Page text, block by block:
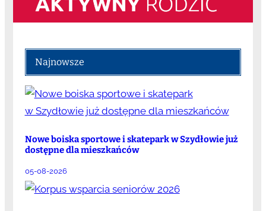
Najnowsze
Nowe boiska sportowe i skatepark w Szydłowie już
dostępne dla mieszkańców
05-08-2026